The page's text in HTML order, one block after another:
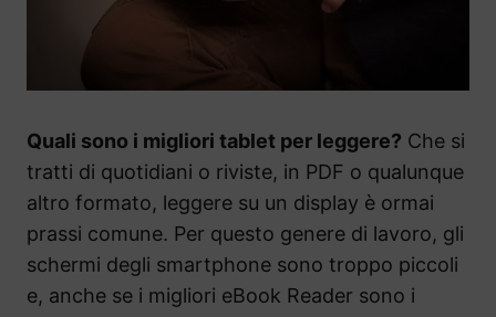
Quali sono i migliori tablet per leggere? Che si
tratti di quotidiani o riviste, in PDF o qualunque
altro formato, leggere su un display è ormai
prassi comune. Per questo genere di lavoro, gli
schermi degli smartphone sono troppo piccoli
e, anche se i migliori eBook Reader sono i